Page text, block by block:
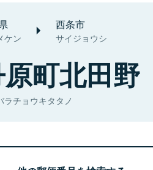
ケン
西条市
サイジョウシ
町北田野
ラチョウキタタノ